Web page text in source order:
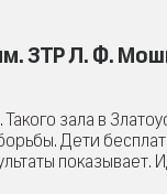
ЗТР Л. Ф.
зала в
Дети
показывает.